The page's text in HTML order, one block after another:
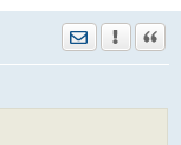
Отправить